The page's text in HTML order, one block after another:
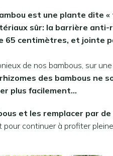
est une plante dite
sûr: la barrière
65 centimètres, et jointe
de nos bambous, sur
des bambous ne
plus facilement…
et les remplacer par
continuer à profiter